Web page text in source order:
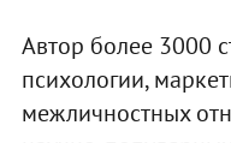
Автор более 3000
психологии,
межличностных